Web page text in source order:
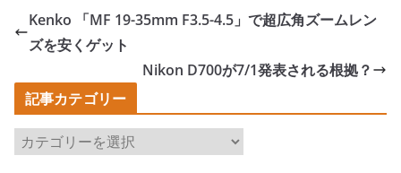
Kenko 「MF 19-35mm F3.5-4.5」で超広角ズームレン
ズを安くゲット
Nikon D700が7/1発表される根拠？
記事カテゴリー
記
事